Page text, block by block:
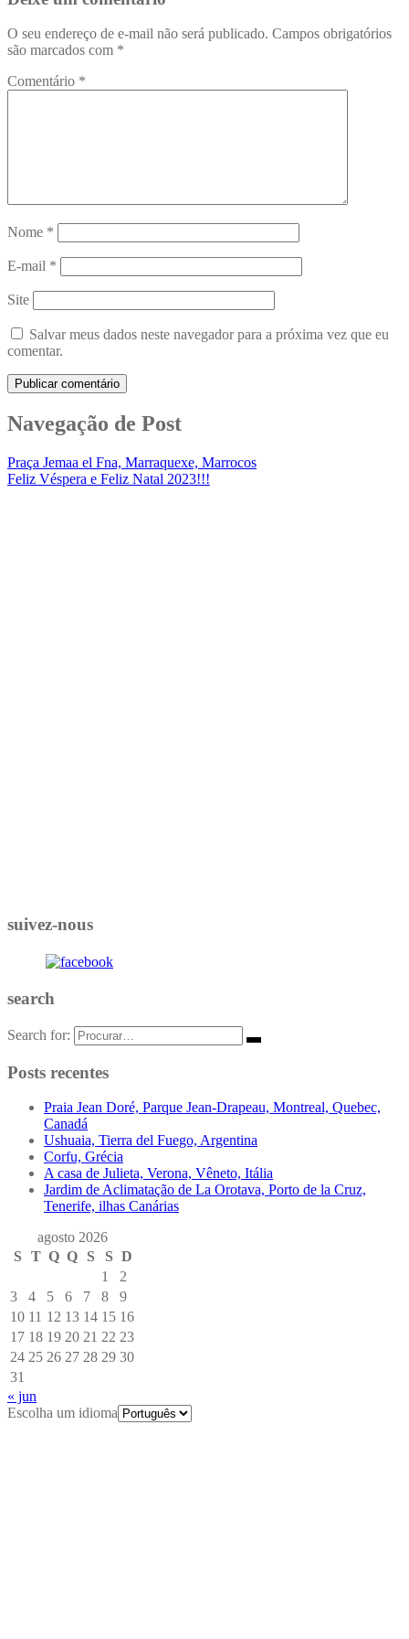
O seu endereço de e-mail não será publicado. Campos obrigatórios
são marcados com *
Comentário *
Nome *
E-mail *
Site
Salvar meus dados neste navegador para a próxima vez que eu
comentar.
Navegação de Post
Praça Jemaa el Fna, Marraquexe, Marrocos
Feliz Véspera e Feliz Natal 2023!!!
suivez-nous
search
Search for:
Posts recentes
Praia Jean Doré, Parque Jean-Drapeau, Montreal, Quebec,
Canadá
Ushuaia, Tierra del Fuego, Argentina
Corfu, Grécia
A casa de Julieta, Verona, Vêneto, Itália
Jardim de Aclimatação de La Orotava, Porto de la Cruz,
Tenerife, ilhas Canárias
agosto 2026
S
T Q Q S S D
1
2
3
4 5 6 7 8
9
10 11 12 13 14 15 16
17 18 19 20 21 22 23
24 25 26 27 28 29 30
31
« jun
Escolha um idioma